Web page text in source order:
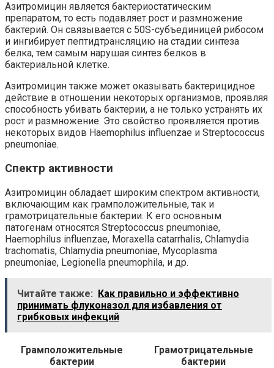
Азитромицин является бактериостатическим
препаратом, то есть подавляет рост и размножение
бактерий. Он связывается с 50S-субъединицей рибосом
и ингибирует пептидтрансляцию на стадии синтеза
белка, тем самым нарушая синтез белков в
бактериальной клетке.
Азитромицин также может оказывать бактерицидное
действие в отношении некоторых организмов, проявляя
способность убивать бактерии, а не только устранять их
рост и размножение. Это свойство проявляется против
некоторых видов Haemophilus influenzae и Streptococcus
pneumoniae.
Спектр активности
Азитромицин обладает широким спектром активности,
включающим как грамположительные, так и
грамотрицательные бактерии. К его основным
патогенам относятся Streptococcus pneumoniae,
Haemophilus influenzae, Moraxella catarrhalis, Chlamydia
trachomatis, Chlamydia pneumoniae, Mycoplasma
pneumoniae, Legionella pneumophila, и др.
Читайте также: Как правильно и эффективно
принимать флуконазол для избавления от
грибковых инфекций
Грамположительные
бактерии
Грамотрицательные
бактерии